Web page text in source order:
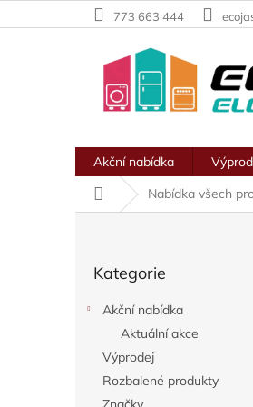
na
773 663 444
Akční nabídka
Domů
Nabídka všech
kategorie
Kategorie
Akční nabídka
Aktuální akce
Výprodej
Rozbalené produkty